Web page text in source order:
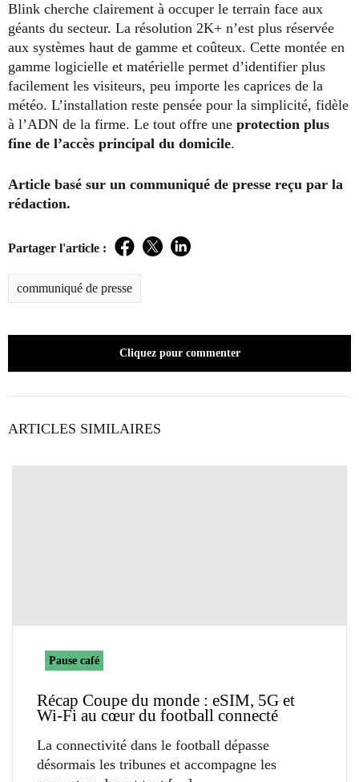
Blink cherche clairement à occuper le terrain face aux
géants du secteur. La résolution 2K+ n’est plus réservée
aux systèmes haut de gamme et coûteux. Cette montée en
gamme logicielle et matérielle permet d’identifier plus
facilement les visiteurs, peu importe les caprices de la
météo. L’installation reste pensée pour la simplicité, fidèle
à l’ADN de la firme. Le tout offre une protection plus
fine de l’accès principal du domicile.
Article basé sur un communiqué de presse reçu par la
rédaction.
Partager l'article : Facebook
TwitterLinkedIn
communiqué de presse
Cliquez pour commenter
ARTICLES SIMILAIRES
Pause café
Récap Coupe du monde : eSIM, 5G et
Wi-Fi au cœur du football connecté
La connectivité dans le football dépasse
désormais les tribunes et accompagne les